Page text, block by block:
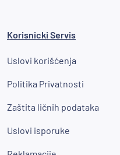
Korisnicki Servis
Uslovi korišćenja
Politika Privatnosti
Zaštita ličnih podataka
Uslovi isporuke